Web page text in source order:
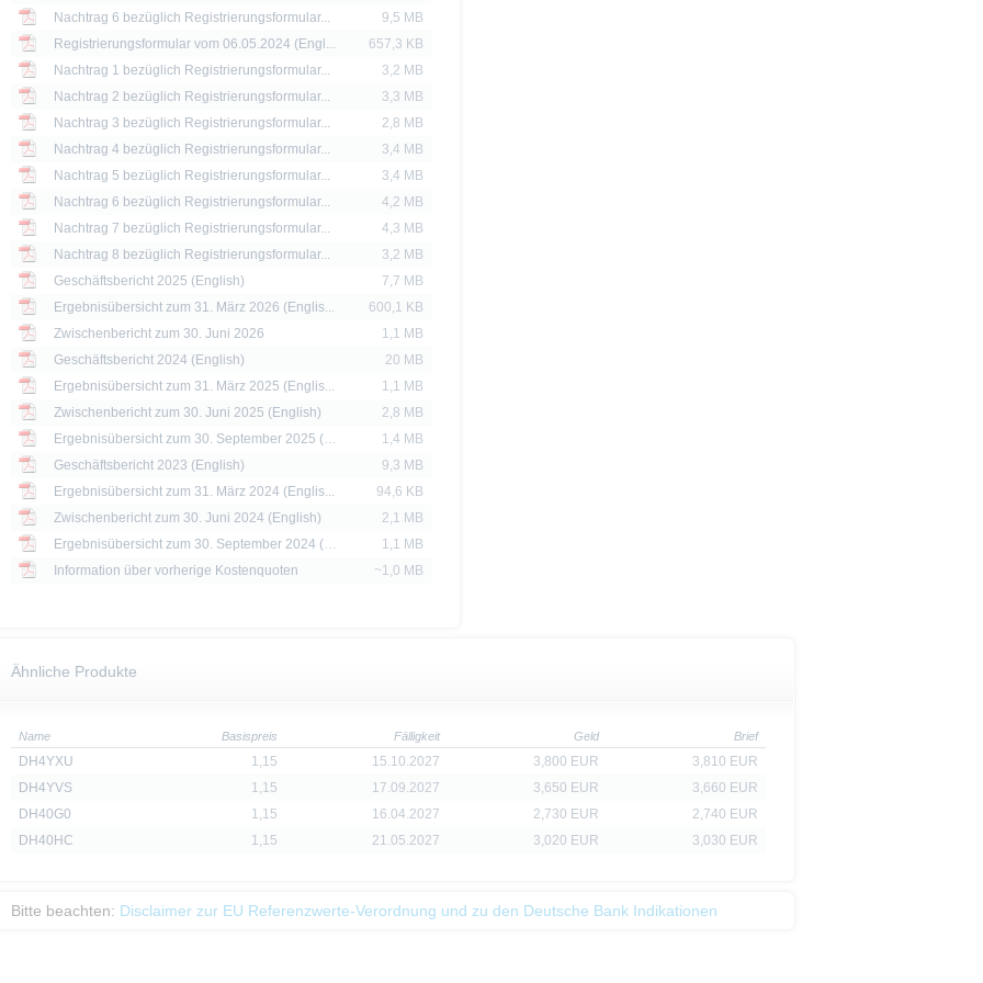
Nachtrag 6 bezüglich Registrierungsformular...
9,5 MB
Registrierungsformular vom 06.05.2024 (Engl...
657,3 KB
Nachtrag 1 bezüglich Registrierungsformular...
3,2 MB
Nachtrag 2 bezüglich Registrierungsformular...
3,3 MB
Nachtrag 3 bezüglich Registrierungsformular...
2,8 MB
Nachtrag 4 bezüglich Registrierungsformular...
3,4 MB
Nachtrag 5 bezüglich Registrierungsformular...
3,4 MB
Nachtrag 6 bezüglich Registrierungsformular...
4,2 MB
Nachtrag 7 bezüglich Registrierungsformular...
4,3 MB
Nachtrag 8 bezüglich Registrierungsformular...
3,2 MB
Geschäftsbericht 2025 (English)
7,7 MB
Ergebnisübersicht zum 31. März 2026 (Englis...
600,1 KB
Zwischenbericht zum 30. Juni 2026
1,1 MB
Geschäftsbericht 2024 (English)
20 MB
Ergebnisübersicht zum 31. März 2025 (Englis...
1,1 MB
Zwischenbericht zum 30. Juni 2025 (English)
2,8 MB
Ergebnisübersicht zum 30. September 2025 (E...
1,4 MB
Geschäftsbericht 2023 (English)
9,3 MB
Ergebnisübersicht zum 31. März 2024 (Englis...
94,6 KB
Zwischenbericht zum 30. Juni 2024 (English)
2,1 MB
Ergebnisübersicht zum 30. September 2024 (E...
1,1 MB
Information über vorherige Kostenquoten
~1,0 MB
Ähnliche Produkte
Name Basispreis Fälligkeit Geld Brief
DH4YXU 1,15 15.10.2027 3,800 EUR
3,810 EUR
DH4YVS
1,15 17.09.2027 3,650 EUR
3,660 EUR
DH40G0
1,15 16.04.2027 2,730 EUR
2,740 EUR
DH40HC
1,15 21.05.2027 3,020 EUR 3,030 EUR
Bitte beachten: Disclaimer zur EU Referenzwerte-Verordnung und zu den Deutsche Bank Indikationen
um die Risiken und Chancen einer Anlage in die Wertpapiere vollständig zu verstehen. Die Billigung des
andere Behörde ist nicht als Befürwortung der Wertpapiere zu verstehen.
die aktuelle Einschätzung der Deutsche Bank AG wieder, die sich ohne vorherige Ankündigung ändern kann.
unterliegt der Vertrieb der auf der X-markets Website genannten Wertpapiere in bestimmten
So dürfen die hierin genannten Wertpapiere weder innerhalb der USA noch an oder für Rechnung von US-
Personen zum Kauf angeboten oder an diese verkauft werden.
Informationen dürfen nur in solchen Staaten verbreitet oder veröffentlicht werden, in denen dies nach
zulässig ist. Der direkte oder indirekte Vertrieb der auf der X-markets Website enthaltenen
Kanada oder Japan, sowie seine Übermittlung an oder für Rechnung von US-Personen oder in den
Preise werden nur zu Informationszwecken zur Verfügung gestellt und dienen nicht als Indikator handelbarer
der Vergangenheit sind kein Indikator für die künftige Wertentwicklung.